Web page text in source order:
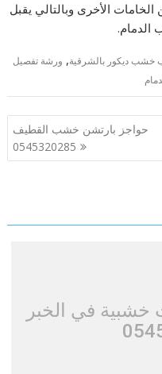
الأخرى وبالتالي يقبل
الدمام.
خشب ديكور بالشرقية, ورشة تفصيل
حواجز بارتشن خشب القطيف
0545320285
خشبية في الخبر